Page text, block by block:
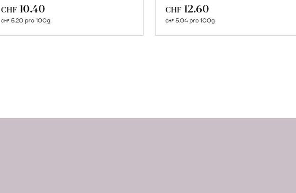
CHF 10.40
CHF 5.20 pro 100g
CHF 12.60
CHF 5.04 pro 100g